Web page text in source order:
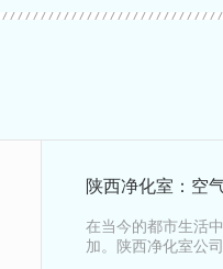
陕西净化室：空
在当今的都市生活
加。陕西净化室公